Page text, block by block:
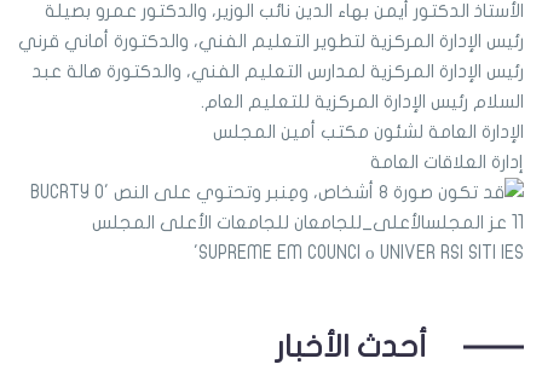
الأستاذ الدكتور أيمن بهاء الدين نائب الوزير، والدكتور عمرو بصيلة
رئيس الإدارة المركزية لتطوير التعليم الفني، والدكتورة أماني قرني
رئيس الإدارة المركزية لمدارس التعليم الفني، والدكتورة هالة عبد
السلام رئيس الإدارة المركزية للتعليم العام.
الإدارة العامة لشئون مكتب أمين المجلس
إدارة العلاقات العامة
أحدث الأخبار